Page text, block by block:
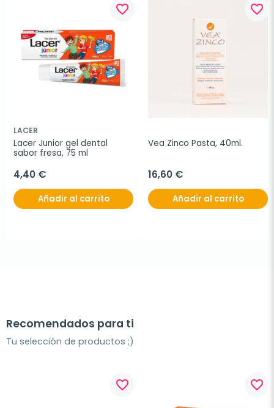
favorite_border
LACER
Lacer Junior gel dental
sabor fresa, 75 ml
4,40 €
Añadir al carrito
favorite_border
Vea Zinco Pasta, 40ml.
16,60 €
Añadir al carrito
Recomendados para ti
Tu selección de productos ;)
favorite_border favorite_border